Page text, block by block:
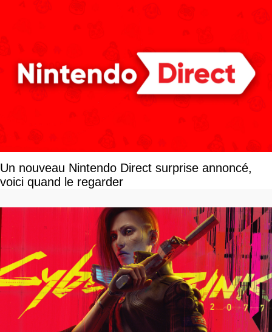
Un nouveau Nintendo Direct surprise annoncé,
voici quand le regarder